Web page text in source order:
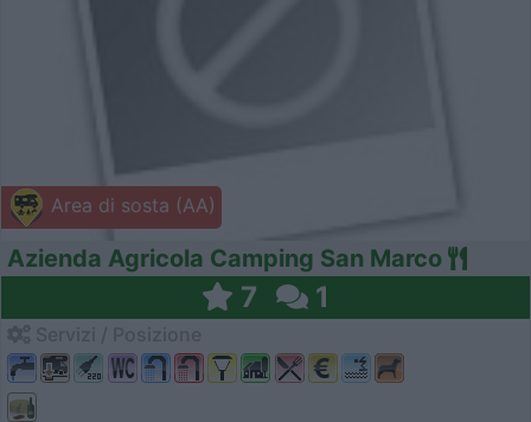
Area di sosta (AA)
Azienda Agricola Camping San Marco
7 1